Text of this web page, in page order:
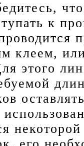
к
клеем,
этого